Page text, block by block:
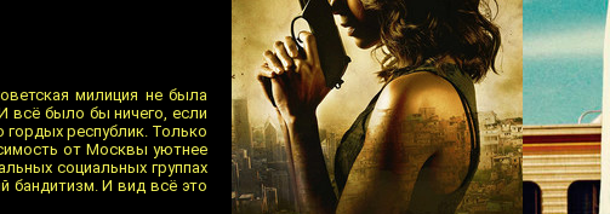
милиция не была
всё было бы ничего, если
республик. Только
от Москвы уютнее
социальных группах
бандитизм. И вид всё это